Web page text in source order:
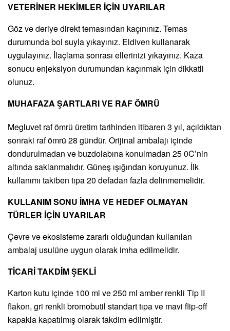
VETERİNER HEKİMLER İÇİN UYARILAR
Göz ve deriye direkt temasından kaçınınız. Temas
durumunda bol suyla yıkayınız. Eldiven kullanarak
uygulayınız. İlaçlama sonrası ellerinizi yıkayınız. Kaza
sonucu enjeksiyon durumundan kaçınmak için dikkatli
olunuz.
MUHAFAZA ŞARTLARI VE RAF ÖMRÜ
Megluvet raf ömrü üretim tarihinden itibaren 3 yıl, açıldıktan
sonraki raf ömrü 28 gündür. Orijinal ambalajı içinde
dondurulmadan ve buzdolabına konulmadan 25 0C’nin
altında saklanmalıdır. Güneş ışığından koruyunuz. İlk
kullanımı takiben tıpa 20 defadan fazla delinmemelidir.
KULLANIM SONU İMHA VE HEDEF OLMAYAN
TÜRLER İÇİN UYARILAR
Çevre ve ekosisteme zararlı olduğundan kullanılan
ambalaj usulüne uygun olarak imha edilmelidir.
TİCARİ TAKDİM ŞEKLİ
Karton kutu içinde 100 ml ve 250 ml amber renkli Tip II
flakon, gri renkli bromobutil standart tıpa ve mavi flip-off
kapakla kapatılmış olarak takdim edilmiştir.